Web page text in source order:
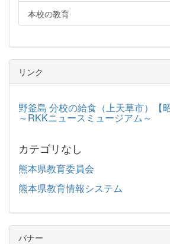
本校の教育
リンク
野釜島 分校の給食（上天草市）【
～RKKニュースミュージアム～
カテゴリなし
熊本県教育委員会
熊本県教育情報システム
バナー